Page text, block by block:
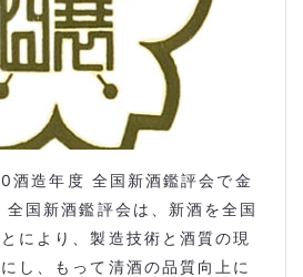
造年度 全国新酒鑑評会で金
国新酒鑑評会は、新酒を全国
により、製造技術と酒質の現
し、もって清酒の品質向上に